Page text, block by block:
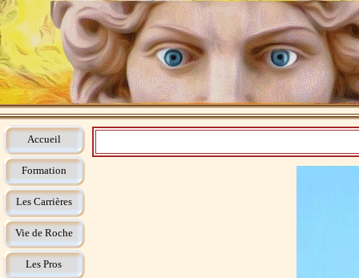
Accueil
Formation
Les Carrières
Vie de Roche
Les Pros